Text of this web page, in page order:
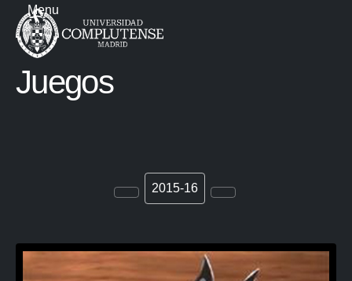
Menu
Juegos
2015-16